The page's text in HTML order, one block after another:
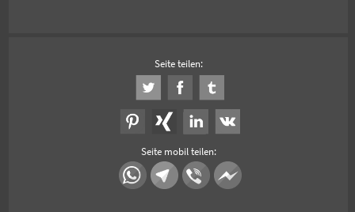
Seite teilen:
Seite mobil teilen: